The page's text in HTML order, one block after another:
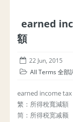
earned
額
22 Jun, 2015
All Terms 全部
earned income
繁：所得稅寬減額
简：所得税宽减额